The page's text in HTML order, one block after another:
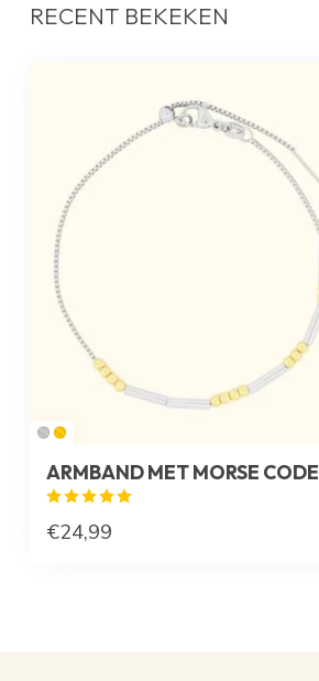
RECENT BEKEKEN
ARMBAND MET MORSE CODE
€24,99